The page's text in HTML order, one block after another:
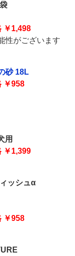
￥1,498
性がございます
砂 18L
￥958
用
￥1,399
ッシュα
￥958